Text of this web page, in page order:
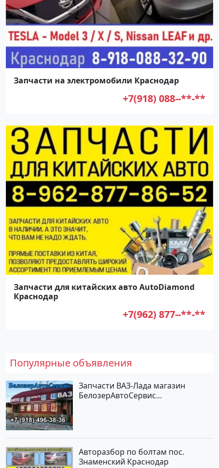
Запчасти на электромобили Краснодар
+7(918) 088--**-**
Запчасти для китайских авто AutoDiamond
Краснодар
+7(962) 877--**-**
Популярные объявления
Запчасти ВАЗ-Лада магазин
БелозерАвтоСервис
Авторазбор по болтам пос.
Знаменский Краснодар